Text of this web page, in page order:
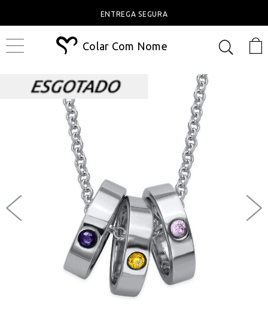
ENTREGA SEGURA
Colar Com Nome